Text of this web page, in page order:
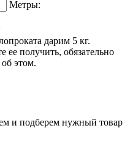
Метры:
дарим 5 кг.
ее получить, обязательно
этом.
и подберем нужный товар